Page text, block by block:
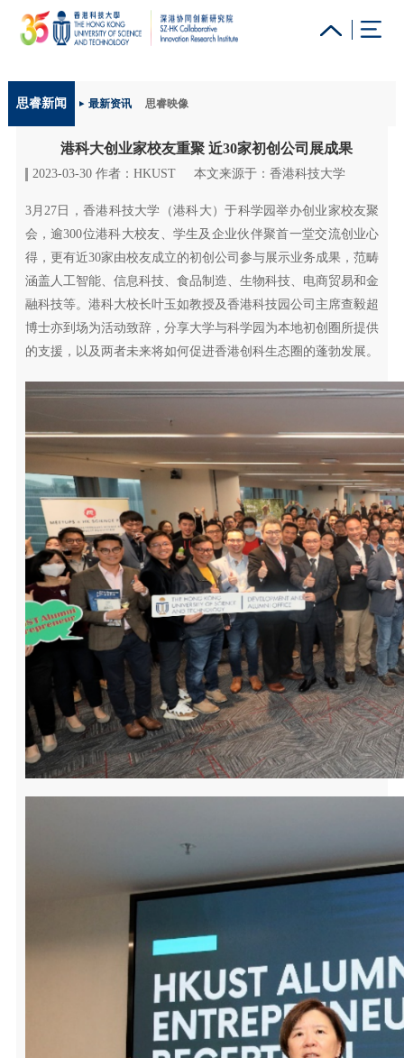
更多科大概览
科大新闻 学术部门索引
校园地图及指南 工作@科大 教授简录 认识科大
思睿新闻 最新资讯 思睿映像
港科大创业家校友重聚 近30家初创公司展成果
2023-03-30 作者：HKUST 本文来源于：香港科技大学
3月27日，香港科技大学（港科大）于科学园举办创业家校友聚
会，逾300位港科大校友、学生及企业伙伴聚首一堂交流创业心
得，更有近30家由校友成立的初创公司参与展示业务成果，范畴
涵盖人工智能、信息科技、食品制造、生物科技、电商贸易和金
融科技等。港科大校长叶玉如教授及香港科技园公司主席查毅超
博士亦到场为活动致辞，分享大学与科学园为本地初创圈所提供
的支援，以及两者未来将如何促进香港创科生态圈的蓬勃发展。